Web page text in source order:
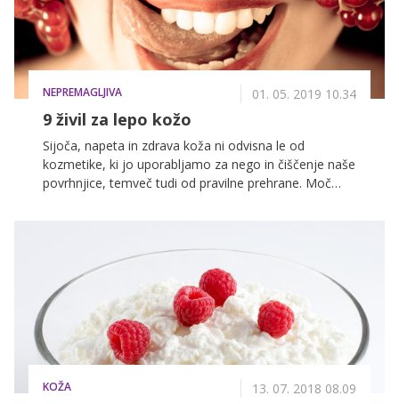
NEPREMAGLJIVA 01. 05. 2019 10.34
9 živil za lepo kožo
Sijoča, napeta in zdrava koža ni odvisna le od
kozmetike, ki jo uporabljamo za nego in čiščenje naše
povrhnjice, temveč tudi od pravilne prehrane. Moč
večkrat znajti na vašem krožniku.
KOŽA 13. 07. 2018 08.09